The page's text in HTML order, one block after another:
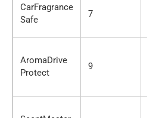
CarFragrance
Safe
7
AromaDrive
Protect
9